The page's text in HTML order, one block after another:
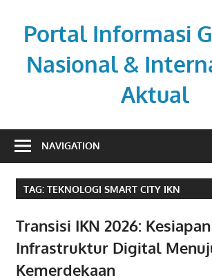
contentPortal Informasi
Nasional &
Aktual
berita
untuk
pembaca
NAVIGATION
TAG: TEKNOLOGI SMART CITY IKN
Transisi IKN 2026: Kesiapan
Infrastruktur Digital
Kemerdekaan